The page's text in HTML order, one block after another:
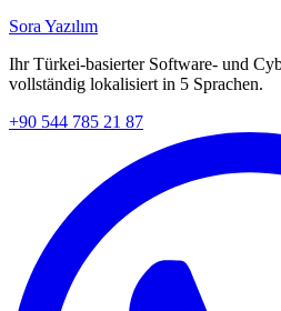
Sora Yazılım
Ihr Türkei-basierter Software- und
vollständig lokalisiert in 5 Sprachen.
+90 544 785 21 87